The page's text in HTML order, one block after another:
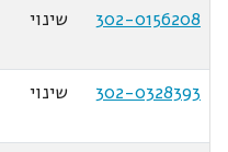
302-0156208 שינוי
302-0328393
שינוי